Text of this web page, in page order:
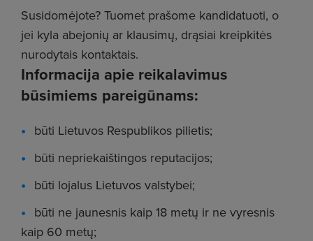
Susidomėjote? Tuomet prašome kandidatuoti, o
jei kyla abejonių ar klausimų, drąsiai kreipkitės
nurodytais kontaktais.
Informacija apie reikalavimus
būsimiems pareigūnams:
būti Lietuvos Respublikos pilietis;
būti nepriekaištingos reputacijos;
būti lojalus Lietuvos valstybei;
būti ne jaunesnis kaip 18 metų ir ne vyresnis
kaip 60 metų;